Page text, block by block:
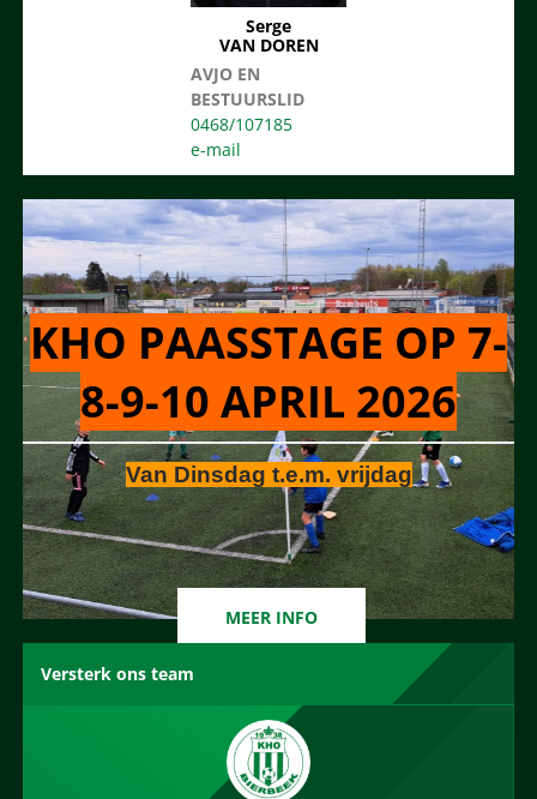
Serge
VAN DOREN
AVJO EN
BESTUURSLID
0468/107185
KHO PAASSTAGE OP 7-
8-9-10 APRIL 2026
Van Dinsdag t.e.m. vrijdag
MEER INFO
Versterk ons team